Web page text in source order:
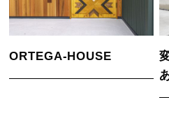
ORTEGA-HOUSE